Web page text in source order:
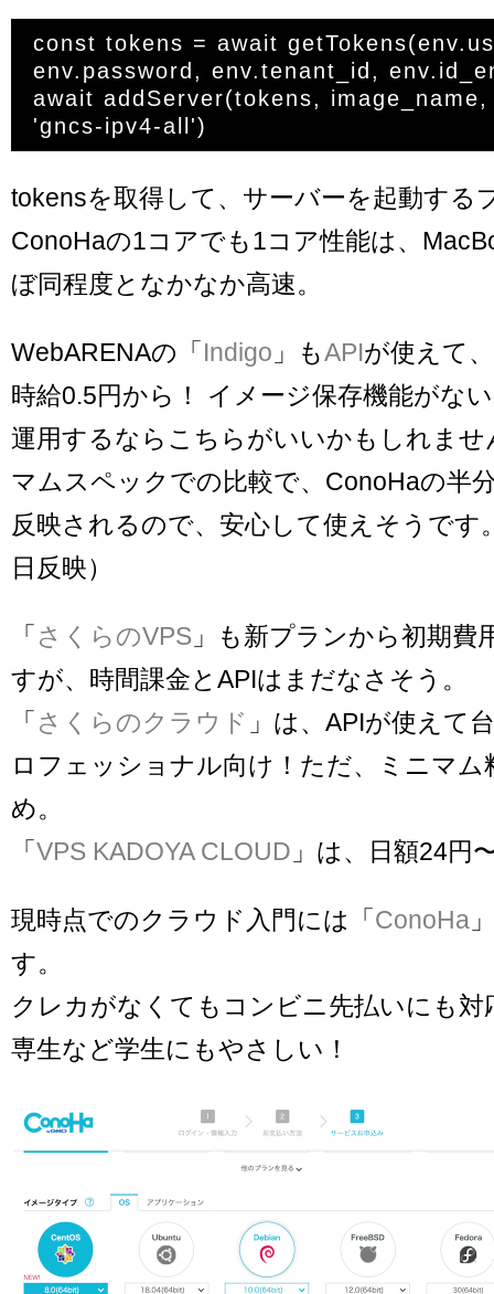
const tokens = await
env.password, env.tenant_id,
await addServer(tokens,
tokensを取得して、サーバーを起動する
ConoHaの1コアでも1コア性能は、
ぼ同程度となかなか高速。
WebARENAの「Indigo 」もAPIが使えて
時給0.5円から！ イメージ保存機能がな
運用するならこちらがいいかもしれませ
マムスペックでの比較で、ConoHaの半
反映されるので、安心して使えそうです
日反映）
「さくらのVPS 」も新プランから初期費
すが、時間課金とAPIはまだなさそう。
「さくらのクラウド 」は、APIが使えて
ロフェッショナル向け！ただ、ミニマム
め。
「VPS KADOYA CLOUD 」は、日額24円
現時点でのクラウド入門には「ConoHa
す。
クレカがなくてもコンビニ先払いにも
専生など学生にもやさしい！